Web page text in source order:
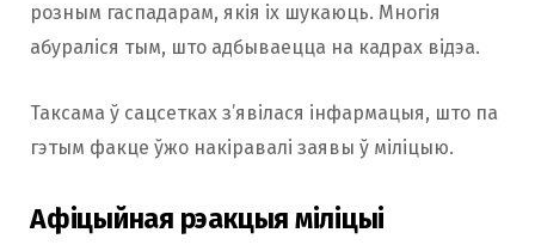
розным гаспадарам, якія іх шукаюць. Многія
абураліся тым, што адбываецца на кадрах відэа.
Таксама ў сацсетках з’явілася інфармацыя, што па
гэтым факце ўжо накіравалі заявы ў міліцыю.
Афіцыйная рэакцыя міліцыі